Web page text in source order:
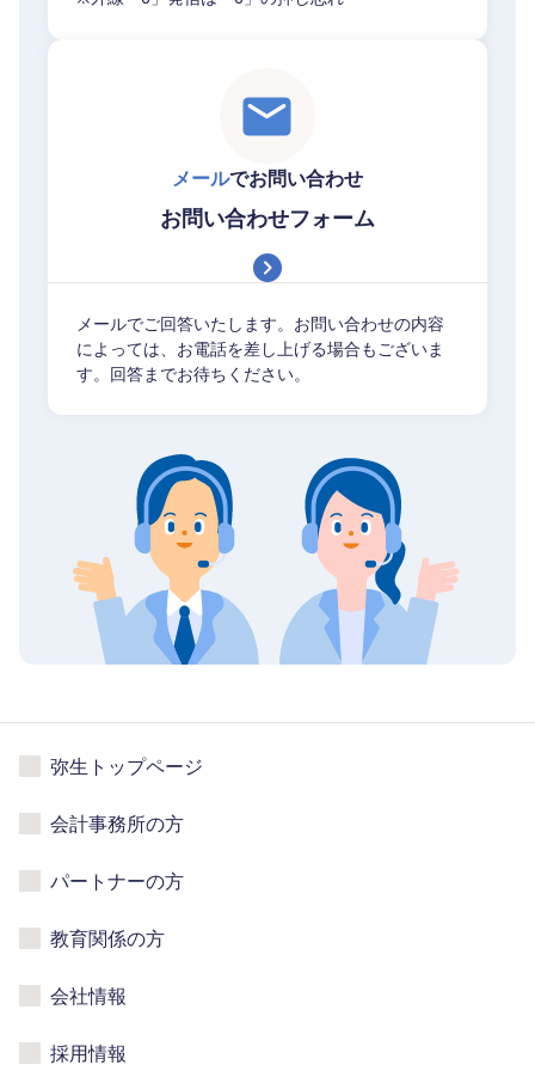
メールでお問い合わせ
お問い合わせフォーム
メールでご回答いたします。お問い合わせの内容
によっては、お電話を差し上げる場合もございま
す。回答までお待ちください。
弥生トップページ
会計事務所の方
パートナーの方
教育関係の方
会社情報
採用情報